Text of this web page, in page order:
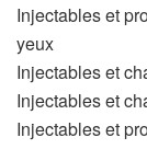
Injectables et
yeux
Injectables et
Injectables et
Injectables et